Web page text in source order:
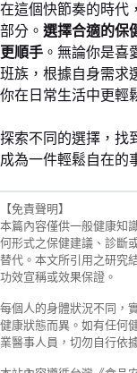
在這個快節奏的時代
部分。 選擇合適的保
更順手 。無論你是喜
班族，根據自身需求
你在日常生活中更輕
探索不同的選擇，找
成為一件輕鬆自在的
【免責聲明】
本篇內容僅供一般健康知
何形式之保健建議、診斷
替代。本文所引用之研究
功效宣稱或效果保證。
每個人的身體狀況不同，
健康狀態而異。如有任何
業醫事人員，切勿自行依